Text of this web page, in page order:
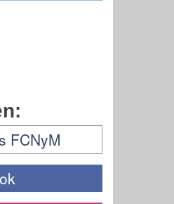
FCNyM